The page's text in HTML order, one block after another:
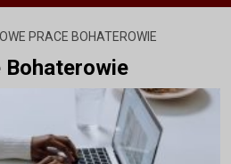
PRACE BOHATEROWIE